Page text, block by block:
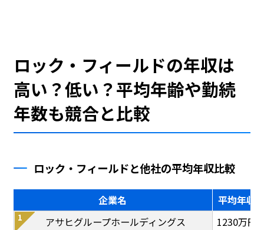
ロック・フィールドの年収は
高い？低い？平均年齢や勤続
年数も競合と比較
ロック・フィールドと他社の平均年収比較
企業名
平均年収
アサヒグループホールディングス
1230万円